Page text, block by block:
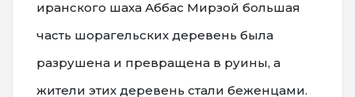
иранского шаха Аббас Мирзой большая
часть шорагельских деревень была
разрушена и превращена в руины, а
жители этих деревень стали беженцами.